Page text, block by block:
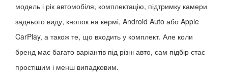
модель і рік автомобіля, комплектацію, підтримку камери
заднього виду, кнопок на кермі, Android Auto або Apple
CarPlay, а також те, що входить у комплект. Але коли
бренд має багато варіантів під різні авто, сам підбір стає
простішим і менш випадковим.